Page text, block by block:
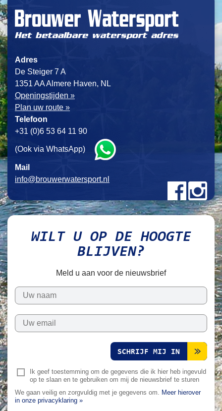
Adres
De Steiger 7 A
1351 AA Almere Haven, NL
Openingstijden »
Plan uw route »
Telefoon
+31 (0)6 53 64 11 90
(Ook via WhatsApp)
Mail
info@brouwerwatersport.nl
WILT U OP DE HOOGTE
BLIJVEN?
Meld u aan voor de nieuwsbrief
SCHRIJF MIJ IN
Ik geef toestemming om de gegevens die ik hier heb ingevuld
op te slaan en te gebruiken om mij de nieuwsbrief te sturen
We gaan veilig en zorgvuldig met je gegevens om. Meer hierover
in onze privacyklaring »